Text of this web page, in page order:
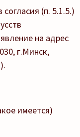
(п. 5.1.5.)
на адрес
г.Минск,
имеется)